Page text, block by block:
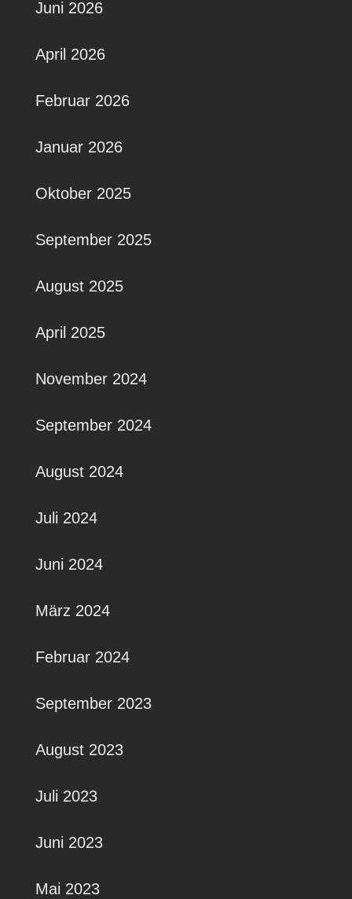
Juni 2026
April 2026
Februar 2026
Januar 2026
Oktober 2025
September 2025
August 2025
April 2025
November 2024
September 2024
August 2024
Juli 2024
Juni 2024
März 2024
Februar 2024
September 2023
August 2023
Juli 2023
Juni 2023
Mai 2023